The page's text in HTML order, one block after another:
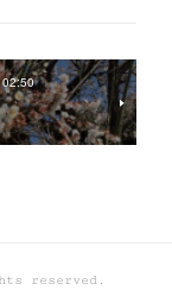
reserved.